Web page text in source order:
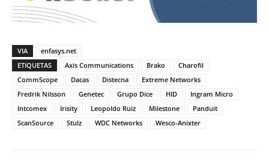
VIA
enfasys.net
ETIQUETAS
Axis Communications Brako
Charofil
CommScope
Dacas Distecna
Extreme Networks
Fredrik Nilsson
Genetec Grupo Dice HID
Ingram Micro
Intcomex
Irisity Leopoldo Ruiz Milestone
Panduit
ScanSource
Stulz WDC Networks Wesco-Anixter